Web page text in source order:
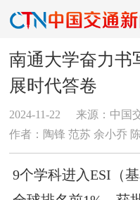
南通大学奋力书
展时代答卷
2024-11-22
来源：中国
作者：​陶锋 范苏 余小乔
9个学科进入ESI（